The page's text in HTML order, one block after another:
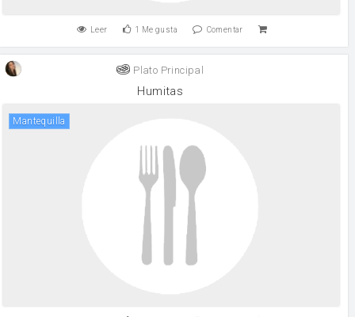
Leer 1 Me gusta Comentar
Plato Principal
Humitas
mantequilla